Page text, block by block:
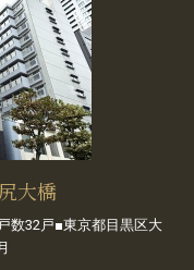
大橋
数32戸■東京都目黒区大